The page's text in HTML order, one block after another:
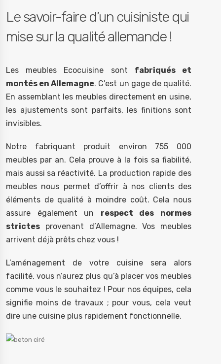
Le savoir-faire d’un cuisiniste qui
mise sur la qualité allemande !
Les meubles Ecocuisine sont fabriqués et
montés en Allemagne. C’est un gage de qualité.
En assemblant les meubles directement en usine,
les ajustements sont parfaits, les finitions sont
invisibles.
Notre fabriquant produit environ 755 000
meubles par an. Cela prouve à la fois sa fiabilité,
mais aussi sa réactivité. La production rapide des
meubles nous permet d’offrir à nos clients des
éléments de qualité à moindre coût. Cela nous
assure également un respect des normes
strictes provenant d’Allemagne. Vos meubles
arrivent déjà prêts chez vous !
L’aménagement de votre cuisine sera alors
facilité, vous n’aurez plus qu’à placer vos meubles
comme vous le souhaitez ! Pour nos équipes, cela
signifie moins de travaux ; pour vous, cela veut
dire une cuisine plus rapidement fonctionnelle.